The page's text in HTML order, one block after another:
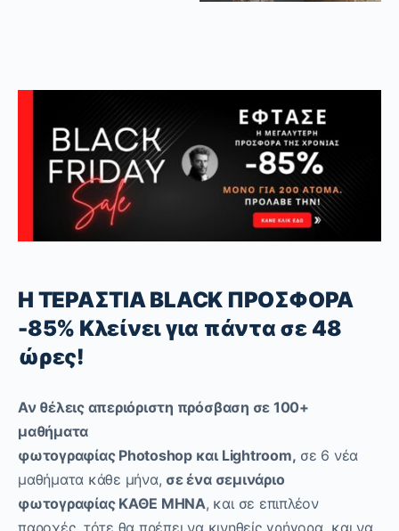
Η ΤΕΡΑΣΤΙΑBLACK ΠΡΟΣΦΟΡΑ
-85% Κλείνει για πάντα σε 48
ώρες!
Αν θέλεις απεριόριστη πρόσβαση σε 100+
μαθήματα
φωτογραφίας Photoshopκαι Lightroom, σε 6 νέα
μαθήματα κάθε μήνα, σε ένα σεμινάριο
φωτογραφίας ΚΑΘΕ ΜΗΝΑ, και σε επιπλέον
παροχές, τότε θα πρέπει να κινηθείς γρήγορα και να